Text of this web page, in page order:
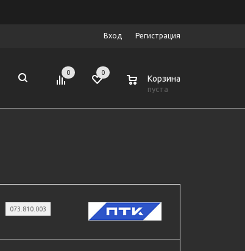
Вход Регистрация
0 0
Корзина
пуста
073.810.003